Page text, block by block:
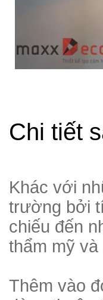
Chi tiết
Khác với
trường bởi
chiếu đến
thẩm mỹ
Thêm vào